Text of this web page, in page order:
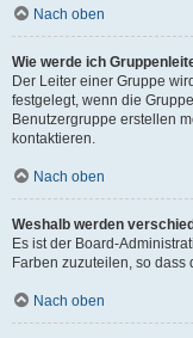
Nach oben
Wie werde ich
Der Leiter einer Gruppe
festgelegt, wenn die
Benutzergruppe erstellen
kontaktieren.
Nach oben
Weshalb werden
Es ist der Board-
Farben zuzuteilen, so
Nach oben